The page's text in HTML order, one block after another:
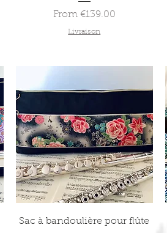
From €139.00
Sale Price
Livraison
Quick View
Sac à bandoulière pour flûte